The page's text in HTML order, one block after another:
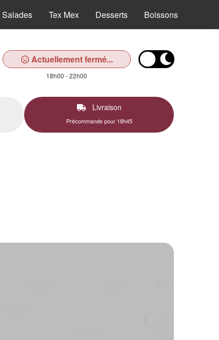
Salades Tex Mex Desserts Boissons
Actuellement fermé...
18h00 - 22h00
Livraison
Précommande pour 18h45